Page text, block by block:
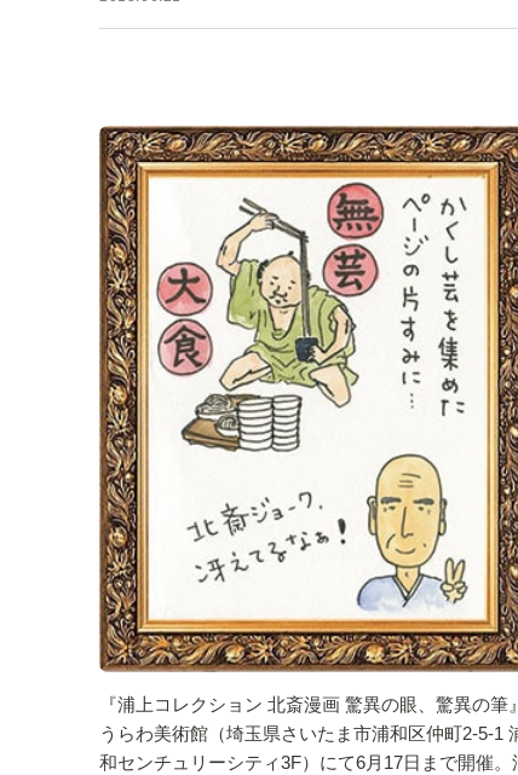
『浦上コレクション 北斎漫画 驚異の眼、驚異の筆』
うらわ美術館（埼玉県さいたま市浦和区仲町2-5-1
和センチュリーシティ3F）にて6月17日まで開催。